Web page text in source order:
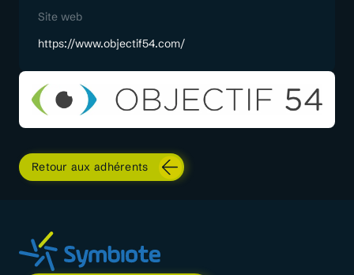
Site web
https://www.objectif54.com/
Retour aux adhérents